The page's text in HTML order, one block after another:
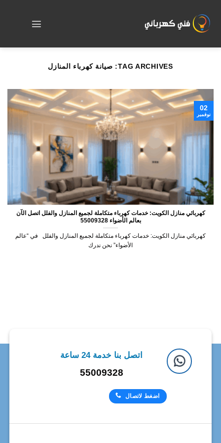
content
TAG ARCHIVES: صيانة كهرباء المنازل
كهربائي منازل الكويت: خدمات كهرباء متكاملة لجميع المنازل والفلل اتصل الآن
بعالم الأضواء 55009328
كهربائي منازل الكويت: خدمات كهرباء متكاملة لجميع المنازل والفلل في “عالم
الأضواء” نحن ندرك
02
نوفمبر
اتصل بنا خدمة 24 ساعة
55009328
اضغط لاتصال